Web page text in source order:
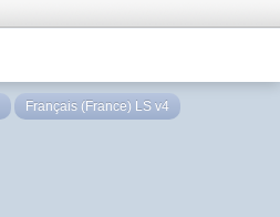
Français (France) LS v4